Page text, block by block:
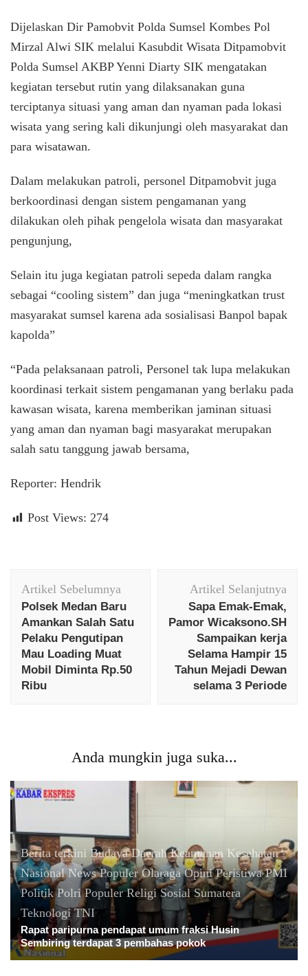
Dijelaskan Dir Pamobvit Polda Sumsel Kombes Pol
Mirzal Alwi SIK melalui Kasubdit Wisata Ditpamobvit
Polda Sumsel AKBP Yenni Diarty SIK mengatakan
kegiatan tersebut rutin yang dilaksanakan guna
terciptanya situasi yang aman dan nyaman pada lokasi
wisata yang sering kali dikunjungi oleh masyarakat dan
para wisatawan.
Dalam melakukan patroli, personel Ditpamobvit juga
berkoordinasi dengan sistem pengamanan yang
dilakukan oleh pihak pengelola wisata dan masyarakat
pengunjung,
Selain itu juga kegiatan patroli sepeda dalam rangka
sebagai “cooling sistem” dan juga “meningkatkan trust
masyarakat sumsel karena ada sosialisasi Banpol bapak
kapolda”
“Pada pelaksanaan patroli, Personel tak lupa melakukan
koordinasi terkait sistem pengamanan yang berlaku pada
kawasan wisata, karena memberikan jaminan situasi
yang aman dan nyaman bagi masyarakat merupakan
salah satu tanggung jawab bersama,
Reporter: Hendrik
Post Views: 274
Artikel
Artikel Sebelumnya
Polsek Medan Baru
Amankan Salah Satu
Pelaku Pengutipan
Mau Loading Muat
Mobil Diminta Rp.50
Ribu
Artikel Selanjutnya
Sapa Emak-Emak,
Pamor Wicaksono.SH
Sampaikan kerja
Selama Hampir 15
Tahun Mejadi Dewan
selama 3 Periode
Anda mungkin juga suka...
Berita terkini Budaya Daerah Keamanan Kesehatan
Nasional News Populer Olaraga Opini Peristiwa PMI
Politik Polri Populer Religi Sosial Sumatera
Teknologi TNI
Rapat paripurna pendapat umum fraksi Husin
Sembiring terdapat 3 pembahas pokok